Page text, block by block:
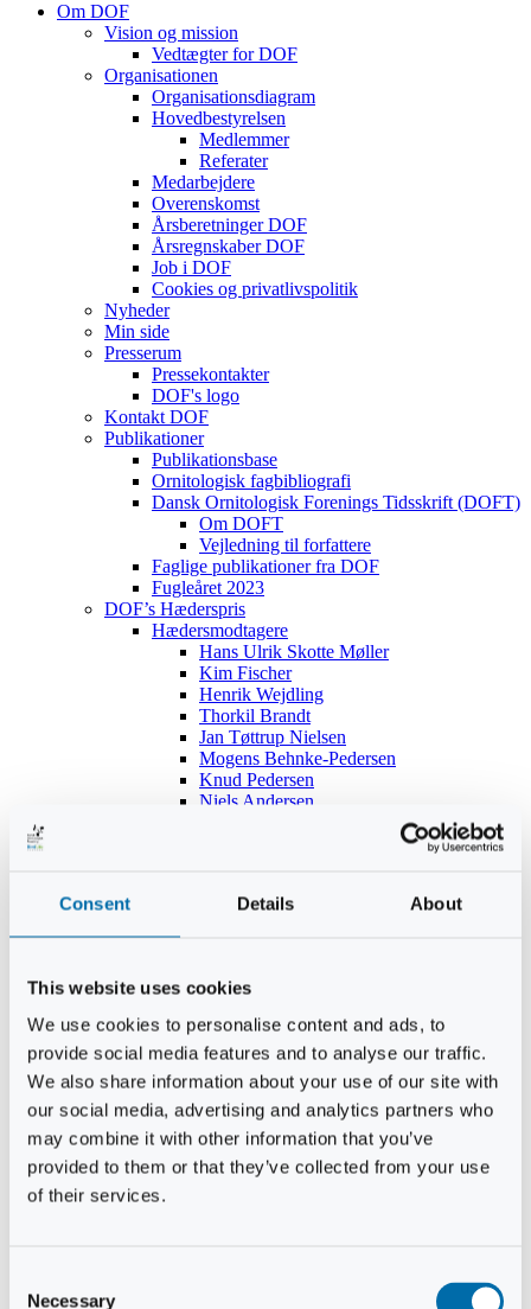
Consent Details About
This website uses cookies
We use cookies to personalise content and ads, to
provide social media features and to analyse our traffic.
We also share information about your use of our site with
our social media, advertising and analytics partners who
may combine it with other information that you’ve
provided to them or that they’ve collected from your use
of their services.
Necessary
Om DOF
Vision og mission
Vedtægter for DOF
Organisationen
Organisationsdiagram
Hovedbestyrelsen
Medlemmer
Referater
Medarbejdere
Overenskomst
Årsberetninger DOF
Årsregnskaber DOF
Job i DOF
Cookies og privatlivspolitik
Nyheder
Min side
Presserum
Pressekontakter
DOF's logo
Kontakt DOF
Publikationer
Publikationsbase
Ornitologisk fagbibliografi
Dansk Ornitologisk Forenings Tidsskrift (DOFT)
Om DOFT
Vejledning til forfattere
Faglige publikationer fra DOF
Fugleåret 2023
DOF’s Hæderspris
Hædersmodtagere
Hans Ulrik Skotte Møller
Kim Fischer
Henrik Wejdling
Thorkil Brandt
Jan Tøttrup Nielsen
Mogens Behnke-Pedersen
Knud Pedersen
Niels Andersen
Christian Hjorth
Niels Thomas Rosenberg
Benny Gensbøl
Bent Jakobsen
Svend Andersen
Bent Wigh
Jens-Kjeld Jensen
Jon Fjeldså
William Carøe Aarestrup
Erik Mølgaard